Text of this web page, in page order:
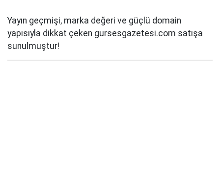
Yayın geçmişi, marka değeri ve güçlü domain
yapısıyla dikkat çeken gursesgazetesi.com satışa
sunulmuştur!